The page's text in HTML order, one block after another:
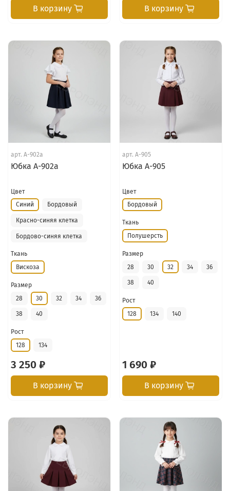
В корзину В корзину
арт. А-902а
Юбка А-902а
Цвет
Синий
Бордовый
Красно-синяя клетка
Бордово-синяя клетка
Ткань
Вискоза
Размер
28
30 32 34 36
38 40
Рост
128
134
3 250 ₽
В корзину
арт. А-905
Юбка А-905
Цвет
Бордовый
Ткань
Полушерсть
Размер
28
30 32 34 36
38 40
Рост
128
134 140
1 690 ₽
В корзину